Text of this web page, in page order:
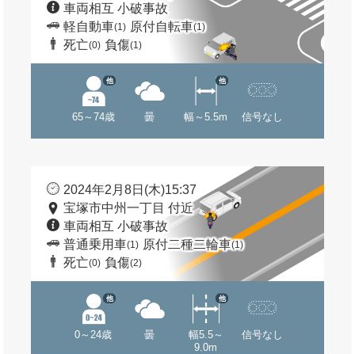
車両相互 小破事故
軽自動車(1) 原付自転車(1)
死亡(0) 負傷(1)
65～74歳
他
曇 幅～5.5m
他
信号なし
2024年2月8日(木)15:37
宝塚市中州一丁目 付近
車両相互 小破事故
普通乗用車(1) 原付二種二輪車(1)
死亡(0) 負傷(2)
0～24歳
他
曇
幅5.5～
9.0m
他
信号なし